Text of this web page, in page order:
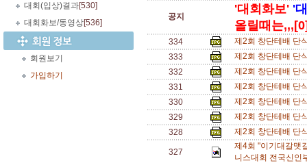
대회(입상)결과[530]
대회화보/동영상[536]
회원보기
가입하기
공지
'대회화보' '
올릴때는
334
제2회 창단테배 단
333
제2회 창단테배 단
332
제2회 창단테배 단
331
제2회 창단테배 단
330
제2회 창단테배 단
329
제2회 창단테배 단
328
제2회 창단테배 단
327
제4회 "이기대갈맷
니스대회 전국신